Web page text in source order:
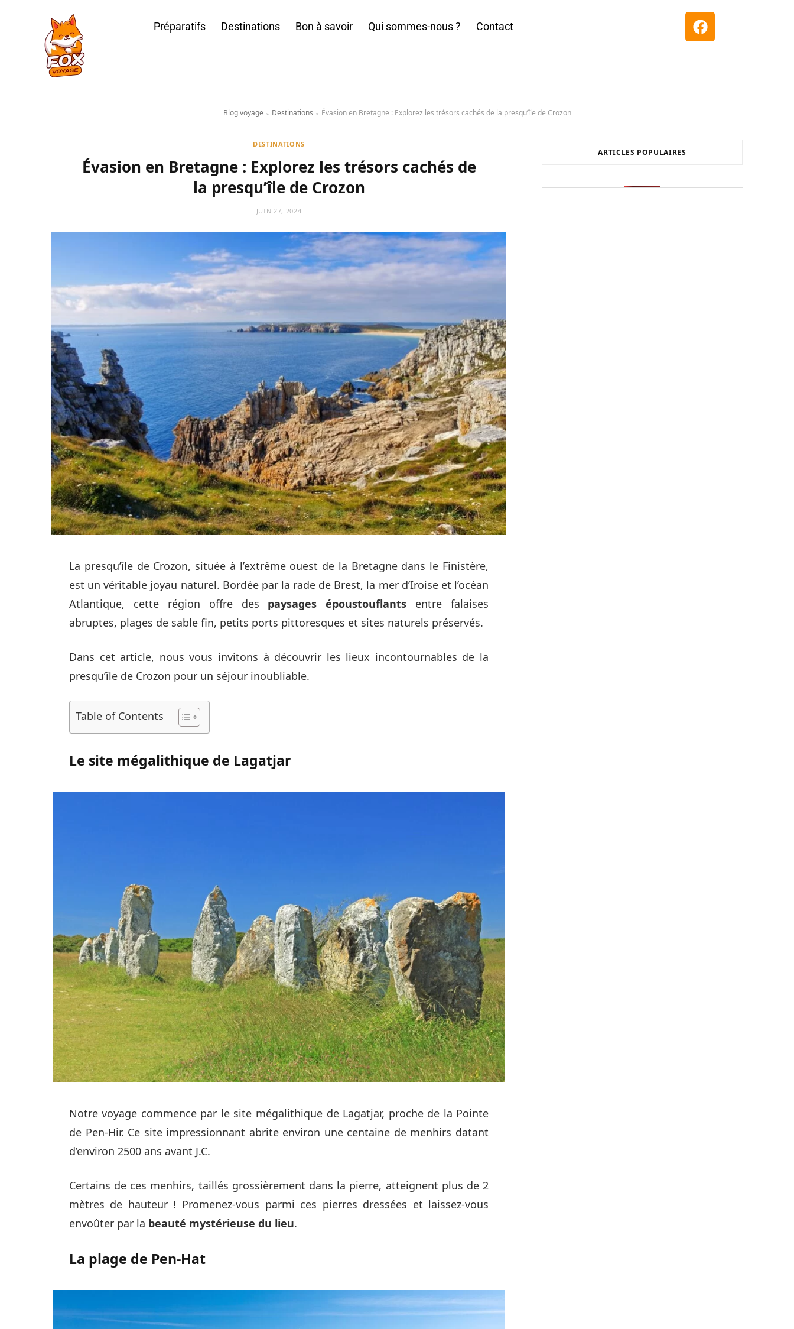
Préparatifs Destinations Bon à savoir Qui sommes-nous ? Contact
Blog voyage » Destinations » Évasion en Bretagne : Explorez les trésors cachés de la presqu’île de Crozon
DESTINATIONS
Évasion en Bretagne : Explorez les trésors cachés de
la presqu’île de Crozon
JUIN 27, 2024
La presqu’île de Crozon, située à l’extrême ouest de la Bretagne dans le Finistère,
est un véritable joyau naturel. Bordée par la rade de Brest, la mer d’Iroise et l’océan
Atlantique, cette région offre des paysages époustouflants entre falaises
abruptes, plages de sable fin, petits ports pittoresques et sites naturels préservés.
Dans cet article, nous vous invitons à découvrir les lieux incontournables de la
presqu’île de Crozon pour un séjour inoubliable.
Table of Contents
Le site mégalithique de Lagatjar
Notre voyage commence par le site mégalithique de Lagatjar, proche de la Pointe
de Pen-Hir. Ce site impressionnant abrite environ une centaine de menhirs datant
d’environ 2500 ans avant J.C.
Certains de ces menhirs, taillés grossièrement dans la pierre, atteignent plus de 2
mètres de hauteur ! Promenez-vous parmi ces pierres dressées et laissez-vous
envoûter par la beauté mystérieuse du lieu.
La plage de Pen-Hat
ARTICLES POPULAIRES